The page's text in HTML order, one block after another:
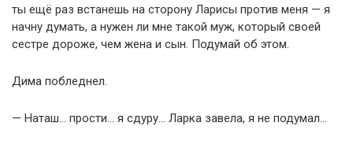
ты ещё раз встанешь на сторону Ларисы против меня — я
начну думать, а нужен ли мне такой муж, который своей
сестре дороже, чем жена и сын. Подумай об этом.
Дима побледнел.
— Наташ… прости… я сдуру… Ларка завела, я не подумал…